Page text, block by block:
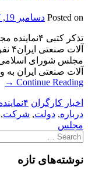
Posted on دسامبر 19, 2017
تذکر کتبی
مجلس شورای اسلامی
آلات صنعتی ایران
Continue Reading
→
اخبار کارگران ۴نماینده
درباره, دولت, شرکت,
مجلس
Search
for:
نوشته‌های تازه